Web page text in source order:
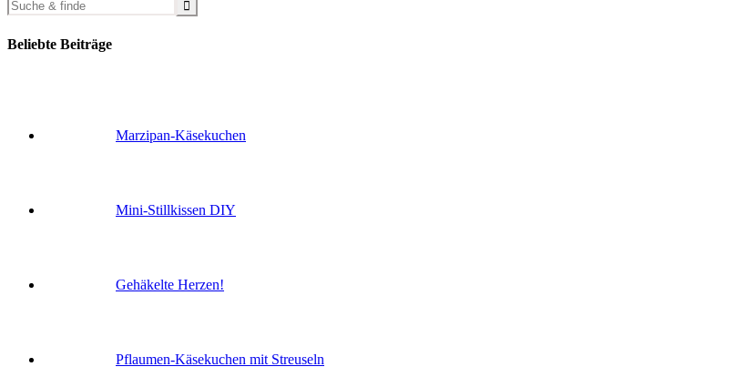
Beliebte Beiträge
Marzipan-Käsekuchen
Mini-Stillkissen DIY
Gehäkelte Herzen!
Pflaumen-Käsekuchen mit Streuseln